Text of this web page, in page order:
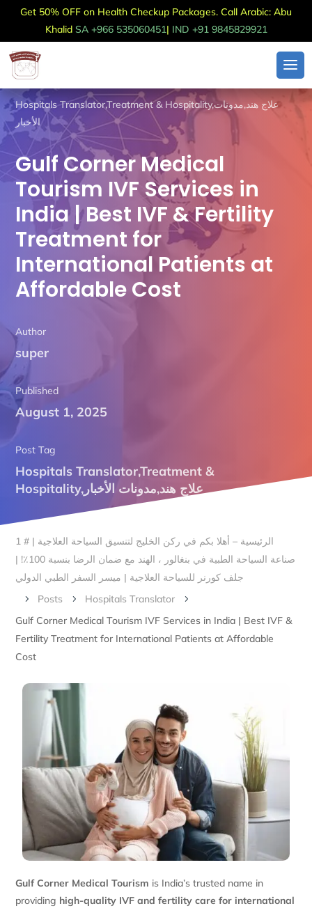
Get 50% OFF on Health Checkup Packages. Call Arabic: Abu
Khalid SA +966 535060451| IND +91 9845829921
Hospitals Translator,Treatment & Hospitality, علاج هند,مدونات
الأخبار
Gulf Corner Medical
Tourism IVF Services in
India | Best IVF & Fertility
Treatment for
International Patients at
Affordable Cost
Author
super
Published
August 1, 2025
Post Tag
Hospitals Translator,Treatment &
Hospitality, علاج هند,مدونات الأخبار
الرئيسية – أهلا بكم في ركن الخليج لتنسيق السياحة العلاجية | # 1
صناعة السياحة الطبية في بنغالور ، الهند مع ضمان الرضا بنسبة 100٪! |
جلف كورنر للسياحة العلاجية | ميسر السفر الطبي الدولي
5 Posts 5 Hospitals Translator 5
Gulf Corner Medical Tourism IVF Services in India | Best IVF &
Fertility Treatment for International Patients at Affordable
Cost
Gulf Corner Medical Tourism is India’s trusted name in
providing high-quality IVF and fertility care for international